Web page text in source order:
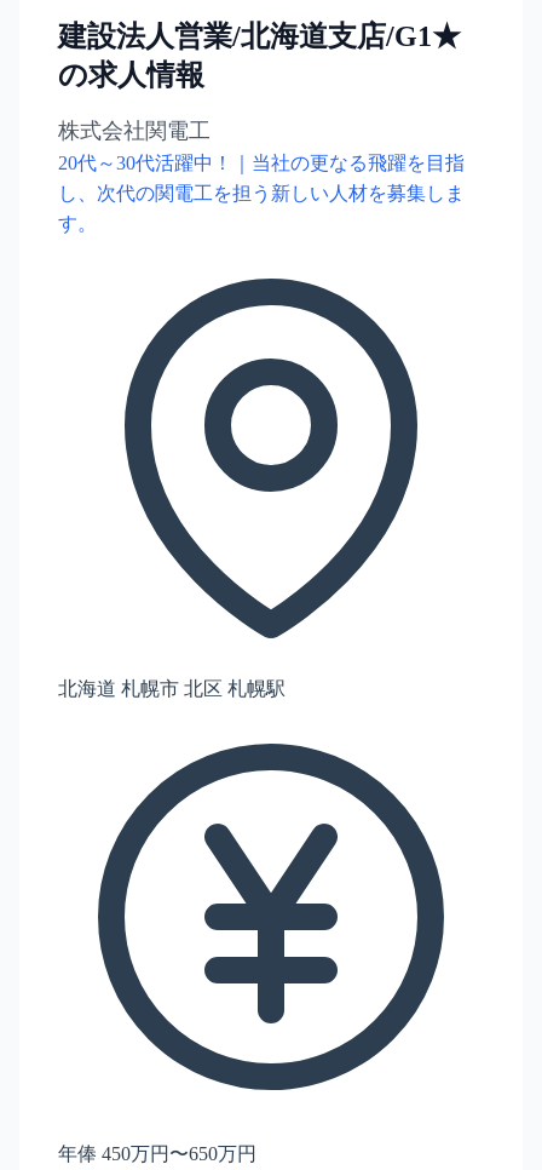
建設法人営業/北海道支店/G1★
の求人情報
株式会社関電工
20代～30代活躍中！｜当社の更なる飛躍を目指
し、次代の関電工を担う新しい人材を募集しま
す。
北海道 札幌市 北区 札幌駅
年俸 450万円〜650万円